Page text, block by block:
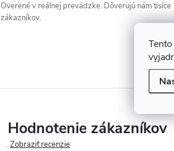
Overené v reálnej prevádzke. Dôverujú nám tisíce
zákazníkov.
Hodnotenie zákazníkov
Zobraziť recenzie